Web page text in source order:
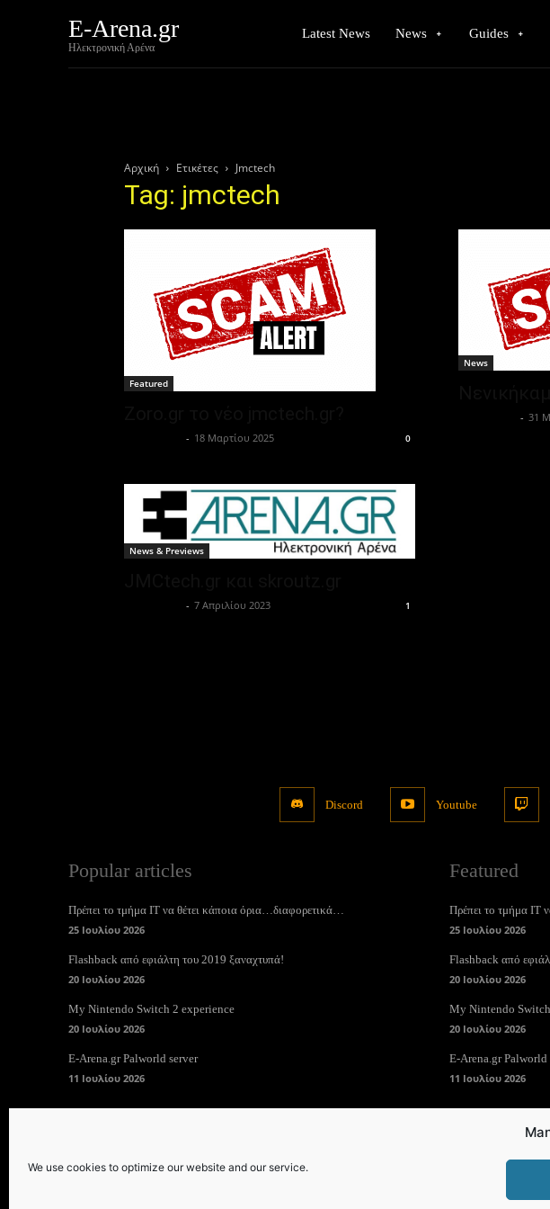
We use cookies to optimize our website and our service.
E-Arena.gr
Ηλεκτρονική Αρένα
Latest News News Guides
Αρχική Ετικέτες Jmctech
Tag: jmctech
Featured
- 18 Μαρτίου 2025 0
News
- 31
News & Previews
- 7 Απριλίου 2023 1
Discord Youtube
Popular articles
Πρέπει το τμήμα ΙΤ να θέτει κάποια όρια…διαφορετικά…
25 Ιουλίου 2026
Flashback από εφιάλτη του 2019 ξαναχτυπά!
20 Ιουλίου 2026
My Nintendo Switch 2 experience
20 Ιουλίου 2026
E-Arena.gr Palworld server
11 Ιουλίου 2026
Featured
Πρέπει το τμήμα ΙΤ
25 Ιουλίου 2026
Flashback από
20 Ιουλίου 2026
My Nintendo
20 Ιουλίου 2026
E-Arena.gr Palworld
11 Ιουλίου 2026